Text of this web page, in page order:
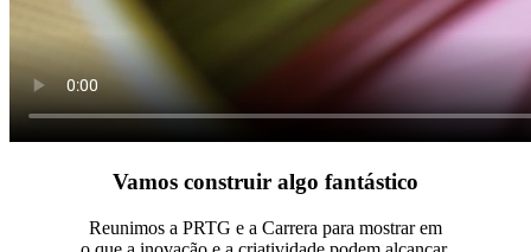
Vamos construir algo fantástico
Reunimos a PRTG e a Carrera para mostrar em